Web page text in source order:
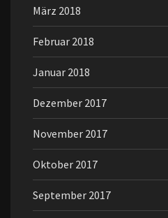
März 2018
Februar 2018
Januar 2018
Dezember 2017
November 2017
Oktober 2017
September 2017